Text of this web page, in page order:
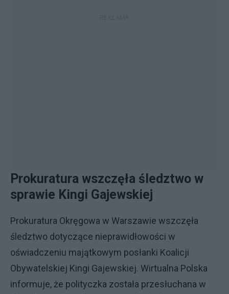
Prokuratura wszczęła śledztwo w
sprawie Kingi Gajewskiej
Prokuratura Okręgowa w Warszawie wszczęła
śledztwo dotyczące nieprawidłowości w
oświadczeniu majątkowym posłanki Koalicji
Obywatelskiej Kingi Gajewskiej. Wirtualna Polska
informuje, że polityczka została przesłuchana w